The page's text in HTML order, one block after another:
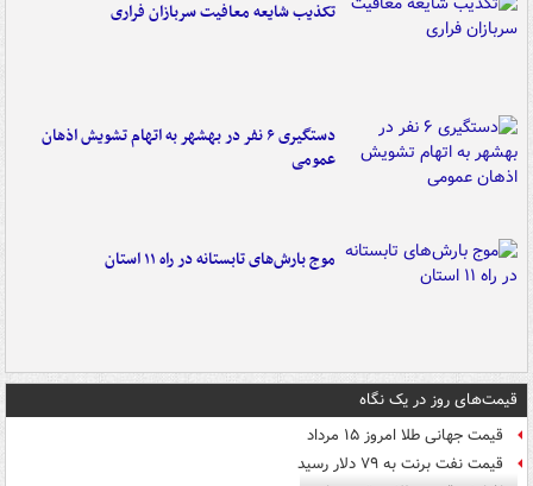
تکذیب شایعه معافیت سربازان فراری
دستگیری ۶ نفر در بهشهر به اتهام تشویش اذهان
عمومی
موج بارش‌های تابستانه در راه ۱۱ استان
قیمت‌های روز در یک نگاه
قیمت جهانی طلا امروز ۱۵ مرداد
قیمت نفت برنت به ۷۹ دلار رسید